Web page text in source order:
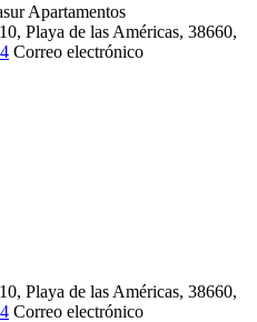
Apartamentos
Playa de las Américas, 38660,
Correo electrónico
Playa de las Américas, 38660,
Correo electrónico